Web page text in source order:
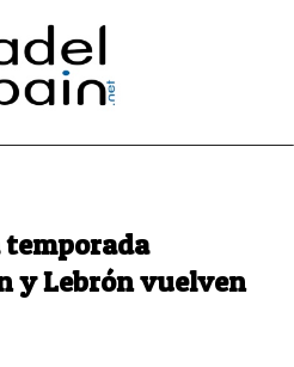
temporada
y Lebrón vuelven